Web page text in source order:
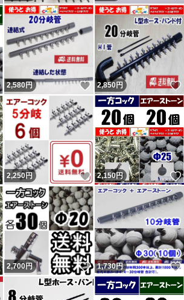
いいね！
2,580円 いいね！
2,850円
いいね！
2,250円 いいね！
2,150円
いいね！
2,700円 いいね！
1,730円